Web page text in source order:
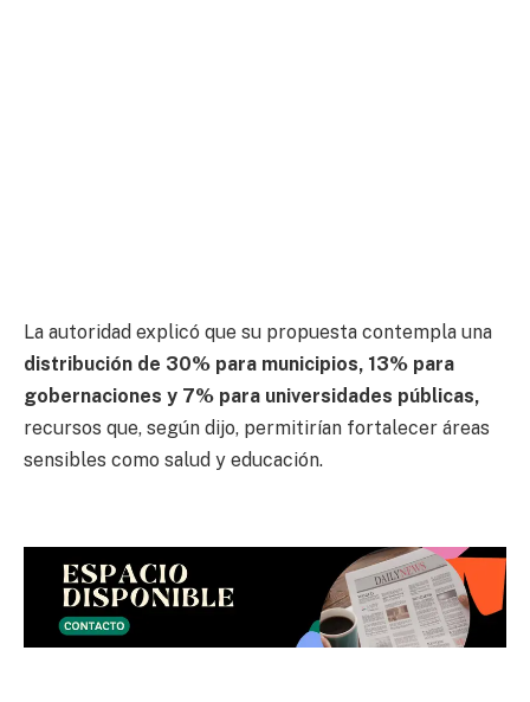
La autoridad explicó que su propuesta contempla una
distribución de 30% para municipios, 13% para
gobernaciones y 7% para universidades públicas,
recursos que, según dijo, permitirían fortalecer áreas
sensibles como salud y educación.